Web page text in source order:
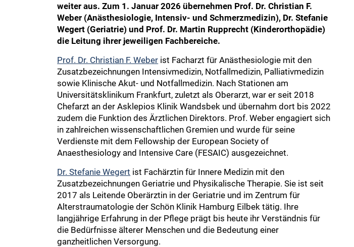
weiter aus. Zum 1. Januar 2026 übernehmen Prof. Dr. Christian F.
Weber (Anästhesiologie, Intensiv- und Schmerzmedizin), Dr. Stefanie
Wegert (Geriatrie) und Prof. Dr. Martin Rupprecht (Kinderorthopädie)
die Leitung ihrer jeweiligen Fachbereiche.
Prof. Dr. Christian F. Weber ist Facharzt für Anästhesiologie mit den
Zusatzbezeichnungen Intensivmedizin, Notfallmedizin, Palliativmedizin
sowie Klinische Akut- und Notfallmedizin. Nach Stationen am
Universitätsklinikum Frankfurt, zuletzt als Oberarzt, war er seit 2018
Chefarzt an der Asklepios Klinik Wandsbek und übernahm dort bis 2022
zudem die Funktion des Ärztlichen Direktors. Prof. Weber engagiert sich
in zahlreichen wissenschaftlichen Gremien und wurde für seine
Verdienste mit dem Fellowship der European Society of
Anaesthesiology and Intensive Care (FESAIC) ausgezeichnet.
Dr. Stefanie Wegert ist Fachärztin für Innere Medizin mit den
Zusatzbezeichnungen Geriatrie und Physikalische Therapie. Sie ist seit
2017 als Leitende Oberärztin in der Geriatrie und im Zentrum für
Alterstraumatologie der Schön Klinik Hamburg Eilbek tätig. Ihre
langjährige Erfahrung in der Pflege prägt bis heute ihr Verständnis für
die Bedürfnisse älterer Menschen und die Bedeutung einer
ganzheitlichen Versorgung.